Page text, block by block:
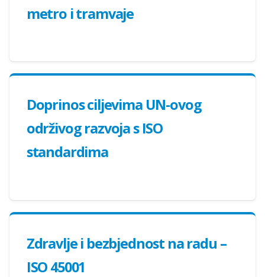
metro i tramvaje
Doprinos ciljevima UN-ovog
održivog razvoja s ISO
standardima
Zdravlje i bezbjednost na radu –
ISO 45001